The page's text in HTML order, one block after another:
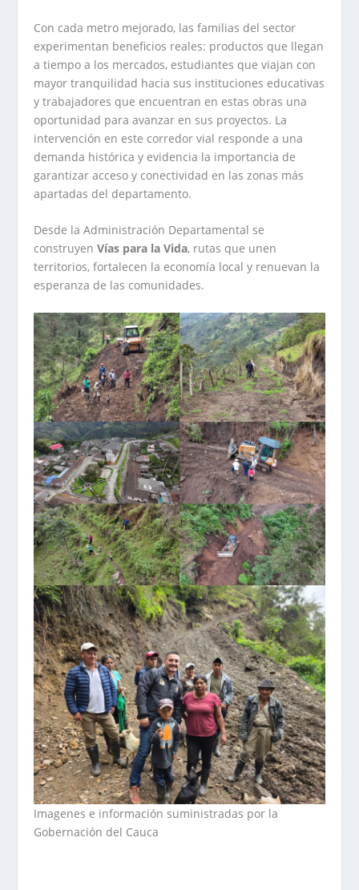
Con cada metro mejorado, las familias del sector
experimentan beneficios reales: productos que llegan
a tiempo a los mercados, estudiantes que viajan con
mayor tranquilidad hacia sus instituciones educativas
y trabajadores que encuentran en estas obras una
oportunidad para avanzar en sus proyectos. La
intervención en este corredor vial responde a una
demanda histórica y evidencia la importancia de
garantizar acceso y conectividad en las zonas más
apartadas del departamento.
Desde la Administración Departamental se
construyenVías para la Vida, rutas que unen
territorios, fortalecen la economía local y renuevan la
esperanza de las comunidades.
Imagenes e información suministradas por la
Gobernación del Cauca